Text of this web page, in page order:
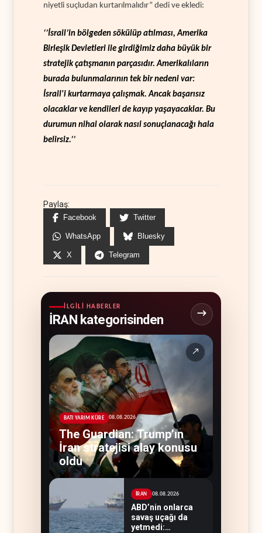
niyetli suçludan kurtarılmalıdır” dedi ve ekledi:
‘’İsrail’in bölgeden sökülüp atılması, Amerika
Birleşik Devletleri ile girdiğimiz daha büyük bir
stratejik çatışmanın parçasıdır. Amerikalıların
burada bulunmalarının tek bir nedeni var:
İsrail'i kurtarmaya çalışmak. Ancak başarısız
olacaklar ve kendileri de kayıp yaşayacaklar. Bu
durumun nihai olarak nasıl sonuçlanacağı hala
belirsiz.’’
Paylaş:
Facebook Twitter
WhatsApp Bluesky
X Telegram
İLGILI HABERLER
İRAN kategorisinden
↗
BATI YARIM KÜRE 08.08.2026
The Guardian: Trump’ın
İran stratejisi alay konusu
oldu
İRAN 08.08.2026
ABD’nin onlarca
savaş uçağı da
yetmedi: